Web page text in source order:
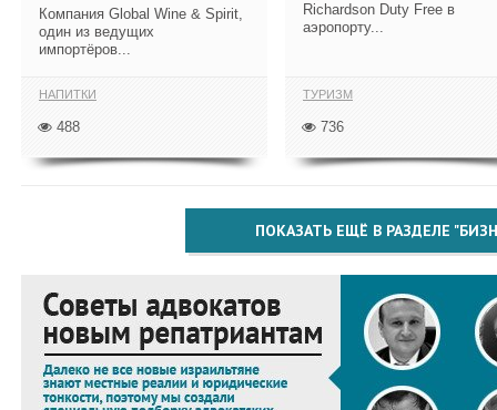
Компания Global Wine & Spirit,
один из ведущих
импортёров...
НАПИТКИ
488
Richardson Duty Free в
аэропорту...
ТУРИЗМ
736
ПОКАЗАТЬ ЕЩЁ В РАЗДЕЛЕ